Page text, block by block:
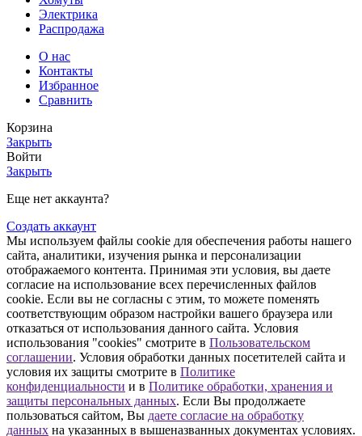
Электрика
Распродажа
О нас
Контакты
Избранное
Сравнить
Корзина
Закрыть
Войти
Закрыть
Еще нет аккаунта?
Создать аккаунт
Мы используем файлы cookie для обеспечения работы нашего
сайта, аналитики, изучения рынка и персонализации
отображаемого контента. Принимая эти условия, вы даете
согласие на использование всех перечисленных файлов
cookie. Если вы не согласны с этим, то можете поменять
соответствующим образом настройки вашего браузера или
отказаться от использования данного сайта. Условия
использования "cookies" смотрите в Пользовательском
соглашении. Условия обработки данных посетителей сайта и
условия их защиты смотрите в Политике
конфиденциальности и в Политике обработки, хранения и
защиты персональных данных. Если Вы продолжаете
пользоваться сайтом, Вы даете согласие на обработку
данных на указанных в вышеназванных документах условиях.